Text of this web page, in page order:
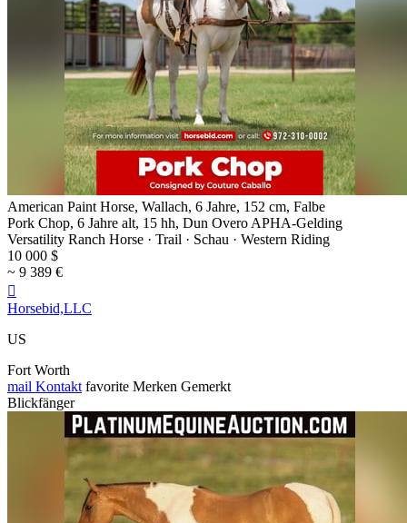
American Paint Horse, Wallach, 6 Jahre, 152 cm, Falbe
Pork Chop, 6 Jahre alt, 15 hh, Dun Overo APHA-Gelding
Versatility Ranch Horse · Trail · Schau · Western Riding
10 000 $
~ 9 389 €

Horsebid,LLC
US
Fort Worth
mail Kontakt favorite Merken Gemerkt
Blickfänger